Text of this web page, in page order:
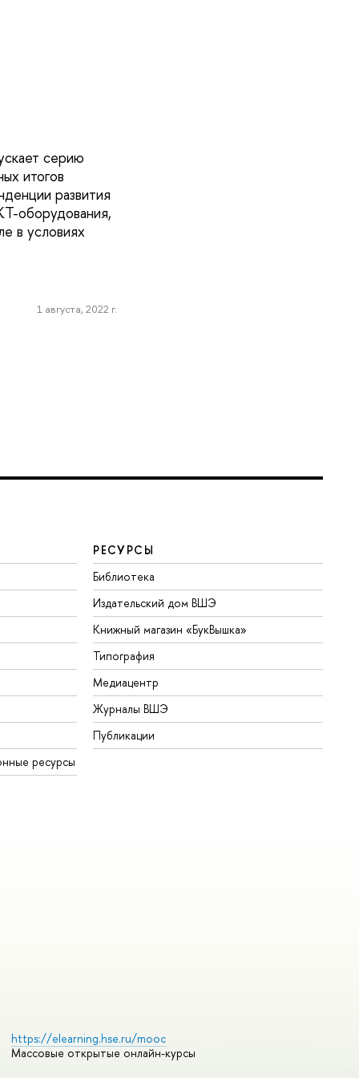
серию
итогов
развития
оборудования,
в условиях
1 августа, 2022 г.
ресурсы
РЕСУРСЫ
Библиотека
Издательский дом ВШЭ
Книжный магазин «БукВышка»
Типография
Медиацентр
Журналы ВШЭ
Публикации
https://elearning.hse.ru/mooc
Массовые открытые онлайн-курсы